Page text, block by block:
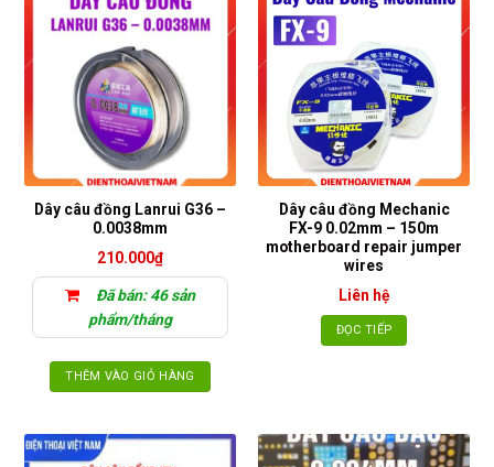
Dây câu đồng Lanrui G36 –
0.0038mm
210.000₫
Đã bán: 46 sản
phẩm/tháng
THÊM VÀO GIỎ HÀNG
Dây câu đồng Mechanic
FX-9 0.02mm – 150m
motherboard repair jumper
wires
Liên hệ
ĐỌC TIẾP